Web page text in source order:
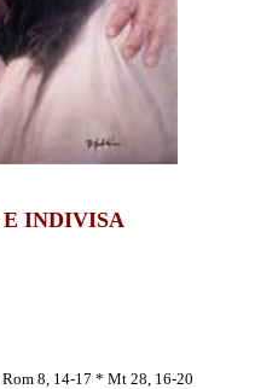
E INDIVISA
8, 14-17 * Mt 28, 16-20